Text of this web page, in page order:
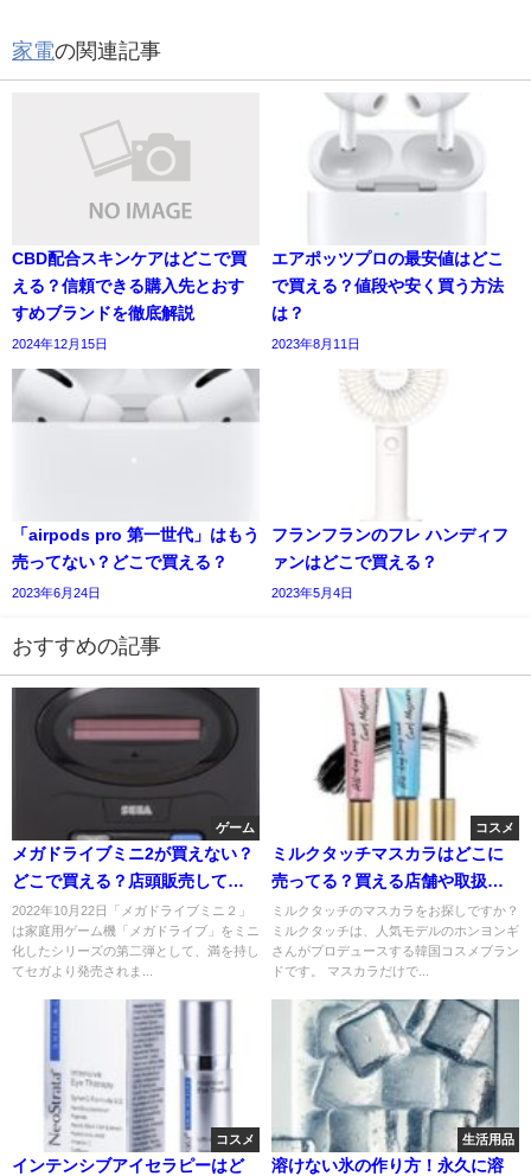
家電の関連記事
CBD配合スキンケアはどこで買
える？信頼できる購入先とおす
すめブランドを徹底解説
2024年12月15日
エアポッツプロの最安値はどこ
で買える？値段や安く買う方法
は？
2023年8月11日
「airpods pro 第一世代」はもう
売ってない？どこで買える？
2023年6月24日
フランフランのフレ ハンディフ
ァンはどこで買える？
2023年5月4日
おすすめの記事
ゲーム
メガドライブミニ2が買えない？
どこで買える？店頭販売して
る？
2022年10月22日「メガドライブミニ２」
は家庭用ゲーム機「メガドライブ」をミニ
化したシリーズの第二弾として、満を持し
てセガより発売されま...
コスメ
ミルクタッチマスカラはどこに
売ってる？買える店舗や取扱店
はどこ？
ミルクタッチのマスカラをお探しですか？
ミルクタッチは、人気モデルのホンヨンギ
さんがプロデュースする韓国コスメブラン
ドです。 マスカラだけで...
コスメ
インテンシブアイセラピーはど
生活用品
溶けない氷の作り方！永久に溶